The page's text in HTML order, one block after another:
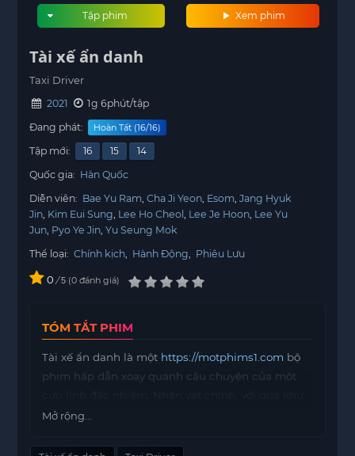
Xem phim
Tập phim
Tài xế ẩn danh
Taxi Driver
2021
1g 6phút/tập
Đang phát:
Hoàn Tất (16/16)
Tập mới: 16 15
14
Quốc gia: Hàn Quốc
Diễn viên: Bae Yu Ram Cha Ji Yeon Esom Jang Hyuk
Jin Kim Eui Sung Lee Ho Cheol Lee Je Hoon Lee Yu
Jun Pyo Ye Jin Yu Seung Mok
Thể loại: Chính kịch Hành Động Phiêu Lưu
0 / 5 0 đánh giá
TÓM TẮT PHIM
Tài xế ẩn danh là một https://motphims1.com bộ
phim hấp dẫn xoay quanh câu chuyện của một
đầy bi kịch, quyết định trả thù cho những nạn
Mở rộng...